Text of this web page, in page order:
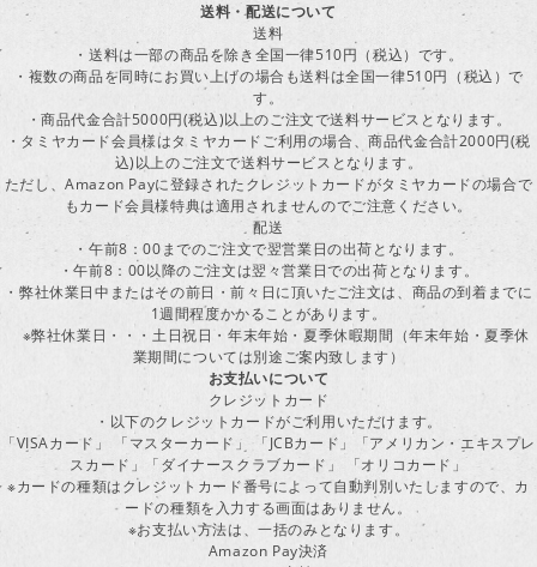
送料・配送について
送料
・送料は一部の商品を除き全国一律510円（税込）です。
・複数の商品を同時にお買い上げの場合も送料は全国一律510円（税込）で
す。
・商品代金合計5000円(税込)以上のご注文で送料サービスとなります。
・タミヤカード会員様はタミヤカードご利用の場合、商品代金合計2000円(税
込)以上のご注文で送料サービスとなります。
ただし、Amazon Payに登録されたクレジットカードがタミヤカードの場合で
もカード会員様特典は適用されませんのでご注意ください。
配送
・午前8：00までのご注文で翌営業日の出荷となります。
・午前8：00以降のご注文は翌々営業日での出荷となります。
・弊社休業日中またはその前日・前々日に頂いたご注文は、商品の到着までに
1週間程度かかることがあります。
※弊社休業日・・・土日祝日・年末年始・夏季休暇期間（年末年始・夏季休
業期間については別途ご案内致します）
お支払いについて
クレジットカード
・以下のクレジットカードがご利用いただけます。
「VISAカード」 「マスターカード」 「JCBカード」「アメリカン・エキスプレ
スカード」「ダイナースクラブカード」 「オリコカード」
※カードの種類はクレジットカード番号によって自動判別いたしますので、カ
ードの種類を入力する画面はありません。
※お支払い方法は、一括のみとなります。
Amazon Pay決済